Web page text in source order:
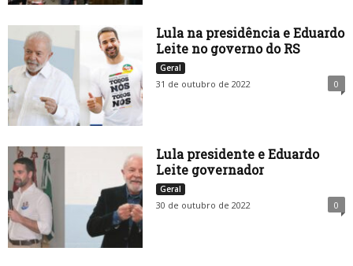
Lula na presidência e Eduardo
Leite no governo do RS
Geral
31 de outubro de 2022 0
Lula presidente e Eduardo
Leite governador
Geral
30 de outubro de 2022 0